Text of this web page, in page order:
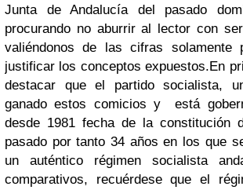
Junta de Andalucía del pasado
procurando no aburrir al lector con
valiéndonos de las cifras solamente
justificar los conceptos expuestos.En
destacar que el partido socialista,
ganado estos comicios y está
desde 1981 fecha de la constitución
pasado por tanto 34 años en los que
un auténtico régimen socialista
comparativos, recuérdese que el